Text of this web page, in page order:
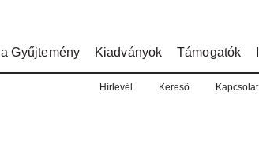
a Gyűjtemény Kiadványok Támogatók
Hírlevél Kereső Kapcsolat